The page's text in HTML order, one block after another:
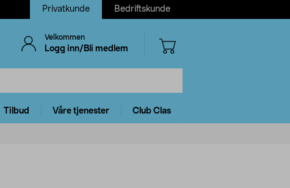
Privatkunde Bedriftskunde
Velkommen
Logg inn/Bli medlem
Tilbud Våre tjenester Club Clas